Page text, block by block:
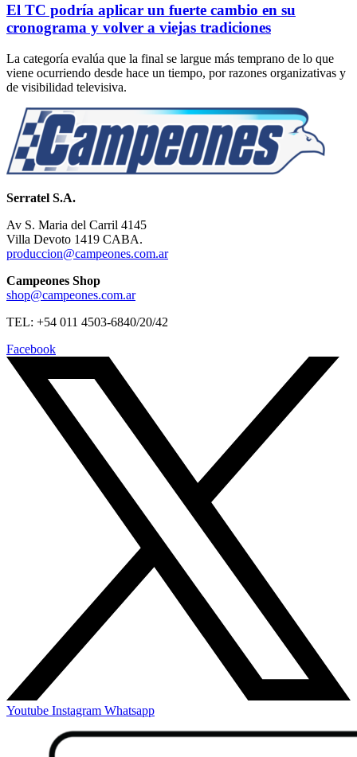
El TC podría aplicar un fuerte cambio en su
cronograma y volver a viejas tradiciones
La categoría evalúa que la final se largue más temprano de lo que
viene ocurriendo desde hace un tiempo, por razones organizativas y
de visibilidad televisiva.
Serratel S.A.
Av S. Maria del Carril 4145
Villa Devoto 1419 CABA.
produccion@campeones.com.ar
Campeones Shop
shop@campeones.com.ar
TEL: +54 011 4503-6840/20/42
Facebook
Youtube Instagram Whatsapp